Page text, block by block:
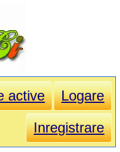
active
Logare
Inregistrare